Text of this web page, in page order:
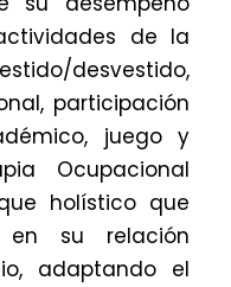
de la
desvestido,
participación
juego y
Ocupacional
holístico que
su relación
adaptando el